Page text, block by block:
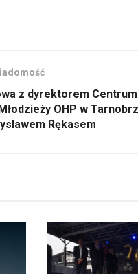
z dyrektorem
OHP w
Rękasem